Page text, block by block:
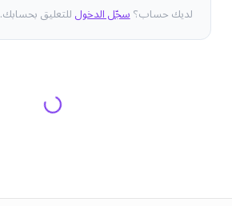
لديك حساب؟سجّل الدخولللتعليق بحسابك.